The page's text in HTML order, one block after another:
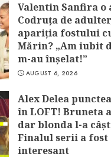
Valentin Sanfira o
Codruța de
apariția fostului
Mărin? „Am iubit
m-au înșelat!”
AUGUST 6, 2026
Alex Delea
în LOFT! Bruneta
dar blonda l-a
Finalul serii a fost
interesant